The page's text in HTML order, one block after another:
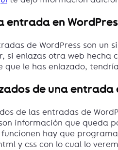
entrada en
de WordPress son un
si enlazas otra web
que le has enlazado,
de una entrada
de las entradas de
información que queda
hay que
y css con lo cual lo